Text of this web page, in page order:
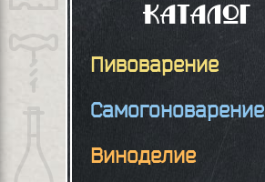
Каталог
Пивоварение
Самогоноварение
Виноделие